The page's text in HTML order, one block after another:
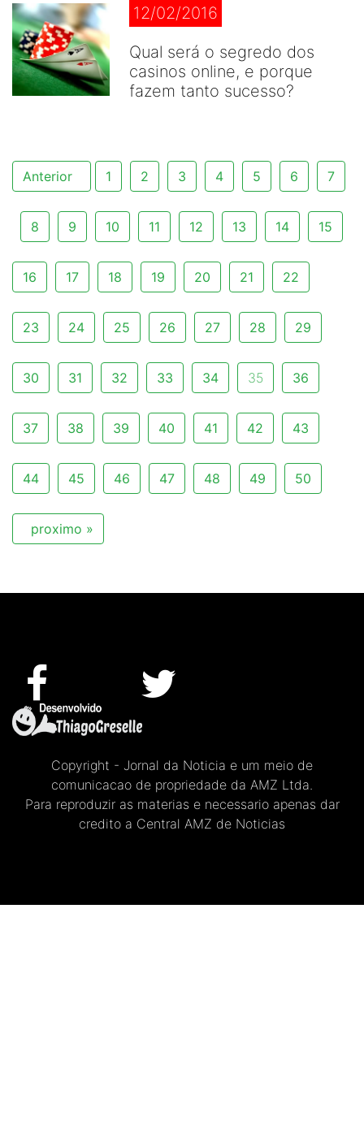
12/02/2016
Qual será o segredo dos
casinos online, e porque
fazem tanto sucesso?
Anterior 1 2 3 4 5 6 7
8 9 10 11 12 13 14 15
16 17 18 19 20 21 22
23 24 25 26 27 28 29
30 31 32 33 34 35 36
37 38 39 40 41 42 43
44 45 46 47 48 49 50
proximo »
Copyright - Jornal da Noticia e um meio de
comunicacao de propriedade da AMZ Ltda.
Para reproduzir as materias e necessario apenas dar
credito a Central AMZ de Noticias